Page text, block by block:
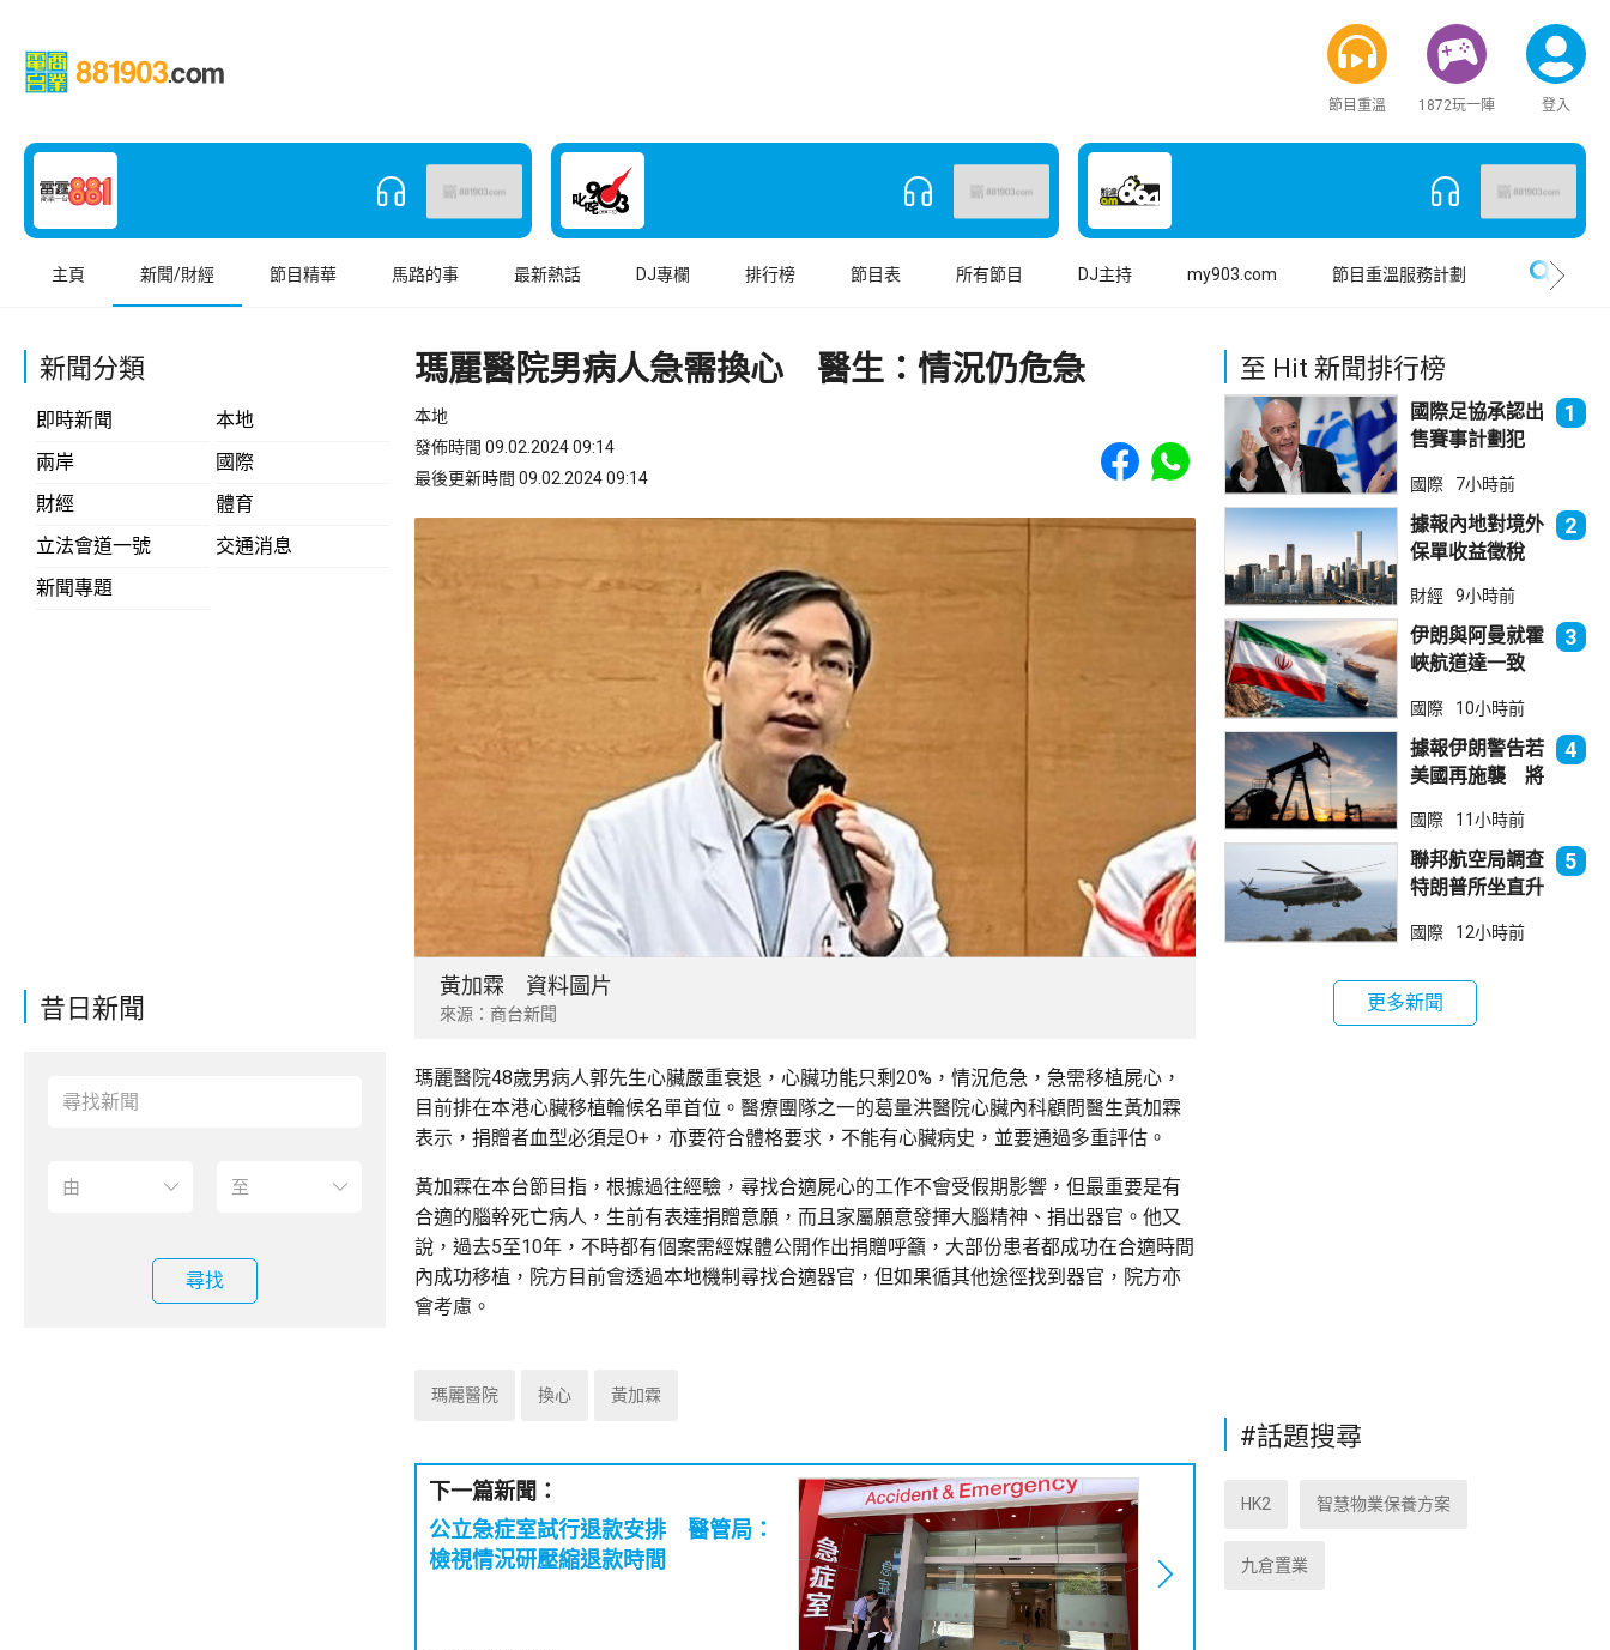
節目重溫 1872玩一陣 登入
主頁 新聞/財經 節目精華 馬路的事 最新熱話 DJ專欄 排行榜 節目表 所有節目 DJ主持 my903.com 節目重溫服務計劃
新聞分類
即時新聞
本地
兩岸
國際
財經
體育
立法會道一號
交通消息
新聞專題
昔日新聞
尋找
瑪麗醫院男病人急需換心 醫生：情況仍危急
本地
發佈時間 09.02.2024 09:14
最後更新時間 09.02.2024 09:14
Share to Facebook
Share to WhatsApp
黃加霖 資料圖片
來源：商台新聞
瑪麗醫院48歲男病人郭先生心臟嚴重衰退，心臟功能只剩20%，情況危急，急需移植屍心，
目前排在本港心臟移植輪候名單首位。醫療團隊之一的葛量洪醫院心臟內科顧問醫生黃加霖
表示，捐贈者血型必須是O+，亦要符合體格要求，不能有心臟病史，並要通過多重評估。
黃加霖在本台節目指，根據過往經驗，尋找合適屍心的工作不會受假期影響，但最重要是有
合適的腦幹死亡病人，生前有表達捐贈意願，而且家屬願意發揮大腦精神、捐出器官。他又
說，過去5至10年，不時都有個案需經媒體公開作出捐贈呼籲，大部份患者都成功在合適時間
內成功移植，院方目前會透過本地機制尋找合適器官，但如果循其他途徑找到器官，院方亦
會考慮。
瑪麗醫院 換心 黃加霖
下一篇新聞：
公立急症室試行退款安排 醫管局：
檢視情況研壓縮退款時間
至 Hit 新聞排行榜
國際足協承認出
售賽事計劃犯
持恩芬天奴
1
國際 7小時前
據報內地對境外
保單收益徵稅
倫敦股價急跌
2
財經 9小時前
伊朗與阿曼就霍
峽航道達一致
海
3
國際 10小時前
據報伊朗警告若
美國再施襲 將
能源設施
4
國際 11小時前
聯邦航空局調查
特朗普所坐直升
全事件
5
國際 12小時前
更多新聞
#話題搜尋
HK2 智慧物業保養方案
九倉置業